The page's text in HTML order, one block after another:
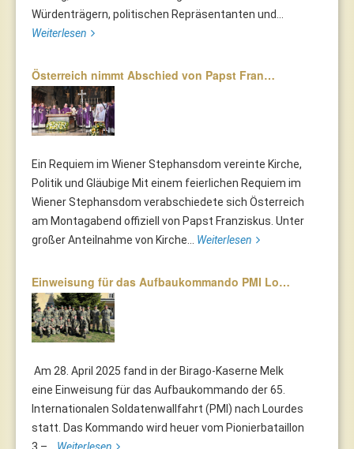
Würdenträgern, politischen Repräsentanten und...
Weiterlesen
Österreich nimmt Abschied von Papst Fran…
Ein Requiem im Wiener Stephansdom vereinte Kirche,
Politik und Gläubige Mit einem feierlichen Requiem im
Wiener Stephansdom verabschiedete sich Österreich
am Montagabend offiziell von Papst Franziskus. Unter
großer Anteilnahme von Kirche... Weiterlesen
Einweisung für das Aufbaukommando PMI Lo…
Am 28. April 2025 fand in der Birago-Kaserne Melk
eine Einweisung für das Aufbaukommando der 65.
Internationalen Soldatenwallfahrt (PMI) nach Lourdes
statt. Das Kommando wird heuer vom Pionierbataillon